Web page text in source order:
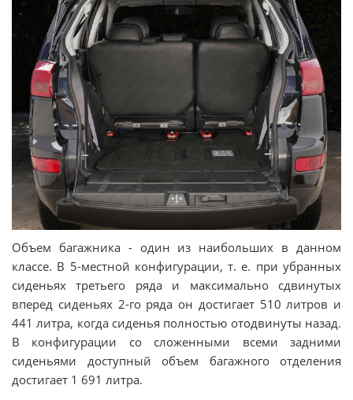
Объем багажника - один из наибольших в данном
классе. В 5-местной конфигурации, т. е. при убранных
сиденьях третьего ряда и максимально сдвинутых
вперед сиденьях 2-го ряда он достигает 510 литров и
441 литра, когда сиденья полностью отодвинуты назад.
В конфигурации со сложенными всеми задними
сиденьями доступный объем багажного отделения
достигает 1 691 литра.